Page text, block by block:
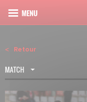
Retour
MATCH